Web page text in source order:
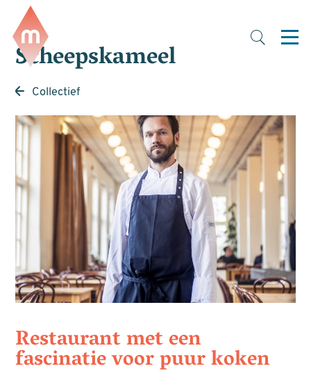
Scheepskameel
Collectief
Restaurant met een
fascinatie voor puur koken